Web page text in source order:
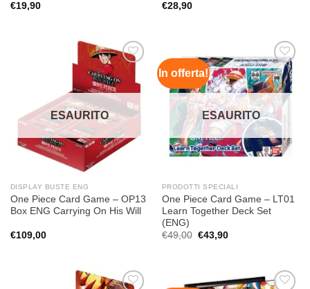
€19,90 €28,90
Aggiungi
alla lista
dei
desideri
ESAURITO
DISPLAY BUSTE ENG
One Piece Card Game – OP13
Box ENG Carrying On His Will
€109,00
In offerta!
Aggiungi
alla lista
dei
desideri
ESAURITO
PRODOTTI SPECIALI
One Piece Card Game – LT01
Learn Together Deck Set
(ENG)
€49,00 Il
€43,90Il